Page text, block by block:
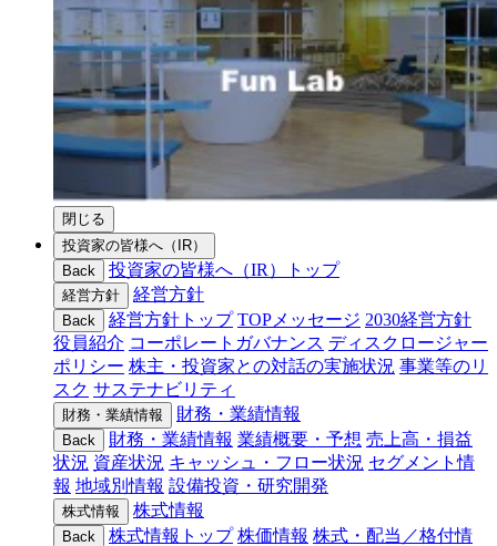
閉じる
投資家の皆様へ（IR）
Back
投資家の皆様へ（IR）トップ
経営方針 経営方針
Back 経営方針トップ TOPメッセージ 2030経営方針
役員紹介 コーポレートガバナンス ディスクロージャー
ポリシー 株主・投資家との対話の実施状況 事業等のリ
スク サステナビリティ
財務・業績情報 財務・業績情報
Back 財務・業績情報 業績概要・予想 売上高・損益
状況 資産状況 キャッシュ・フロー状況 セグメント情
報 地域別情報 設備投資・研究開発
株式情報 株式情報
Back 株式情報トップ 株価情報 株式・配当／格付情